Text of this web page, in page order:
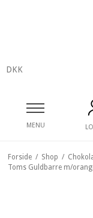
DKK
MENU
Forside / Shop /
Toms Guldbarre m/